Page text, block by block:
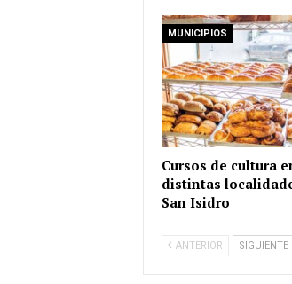
MUNICIPIOS
Cursos de cultura
distintas
San Isidro
ANTERIOR SIGUIENTE